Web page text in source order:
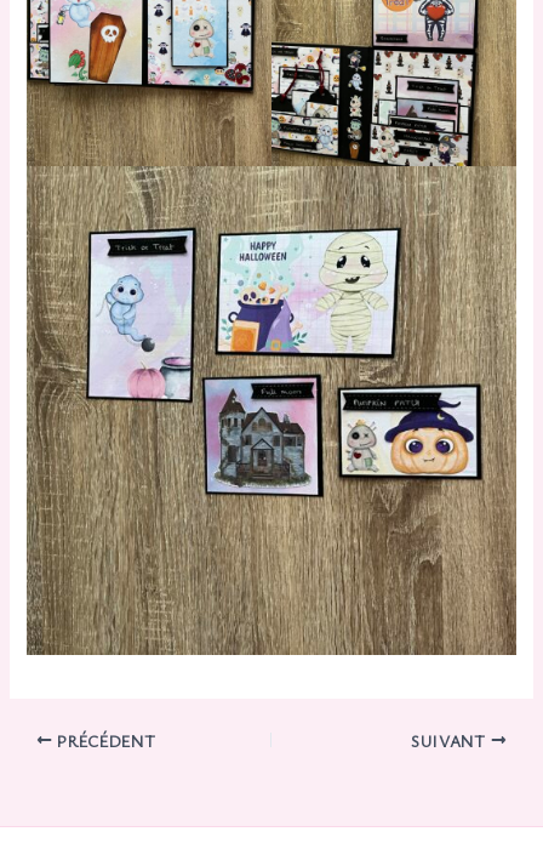
PRÉCÉDENT SUIVANT